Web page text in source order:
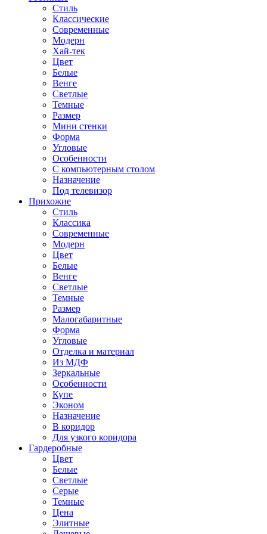
Стиль
Классические
Современные
Модерн
Хай-тек
Цвет
Белые
Венге
Светлые
Темные
Размер
Мини стенки
Форма
Угловые
Особенности
С компьютерным столом
Назначение
Под телевизор
Прихожие
Стиль
Классика
Современные
Модерн
Цвет
Белые
Венге
Светлые
Темные
Размер
Малогабаритные
Форма
Угловые
Отделка и материал
Из МДФ
Зеркальные
Особенности
Купе
Эконом
Назначение
В коридор
Для узкого коридора
Гардеробные
Цвет
Белые
Светлые
Серые
Темные
Цена
Элитные